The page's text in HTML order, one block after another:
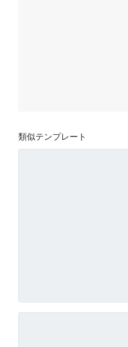
類似テンプレート